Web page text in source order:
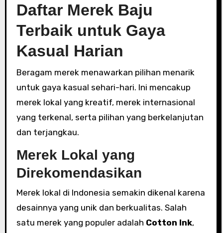
Daftar Merek Baju
Terbaik untuk Gaya
Kasual Harian
Beragam merek menawarkan pilihan menarik
untuk gaya kasual sehari-hari. Ini mencakup
merek lokal yang kreatif, merek internasional
yang terkenal, serta pilihan yang berkelanjutan
dan terjangkau.
Merek Lokal yang
Direkomendasikan
Merek lokal di Indonesia semakin dikenal karena
desainnya yang unik dan berkualitas. Salah
satu merek yang populer adalah Cotton Ink,